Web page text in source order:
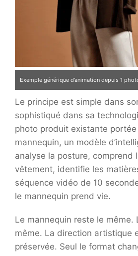
Exemple générique d’animation depuis 1
Le principe est simple dans
sophistiqué dans sa
photo produit existante portée
mannequin, un modèle
analyse la posture, comprend
vêtement, identifie les
séquence vidéo de 10
le mannequin prend vie.
Le mannequin reste le même.
même. La direction artistique
préservée. Seul le format